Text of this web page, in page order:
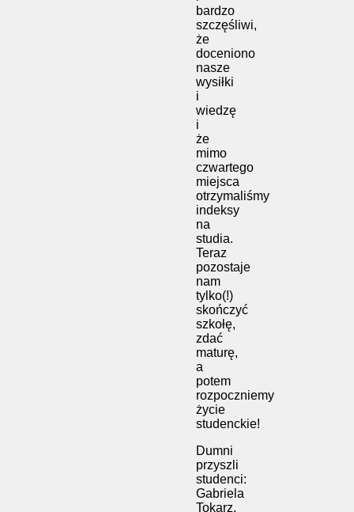
bardzo
szczęśliwi,
że
doceniono
nasze
wysiłki
i
wiedzę
i
że
mimo
czwartego
miejsca
otrzymaliśmy
indeksy
na
studia.
Teraz
pozostaje
nam
tylko(!)
skończyć
szkołę,
zdać
maturę,
a
potem
rozpoczniemy
życie
studenckie!
Dumni
przyszli
studenci:
Gabriela
Tokarz,